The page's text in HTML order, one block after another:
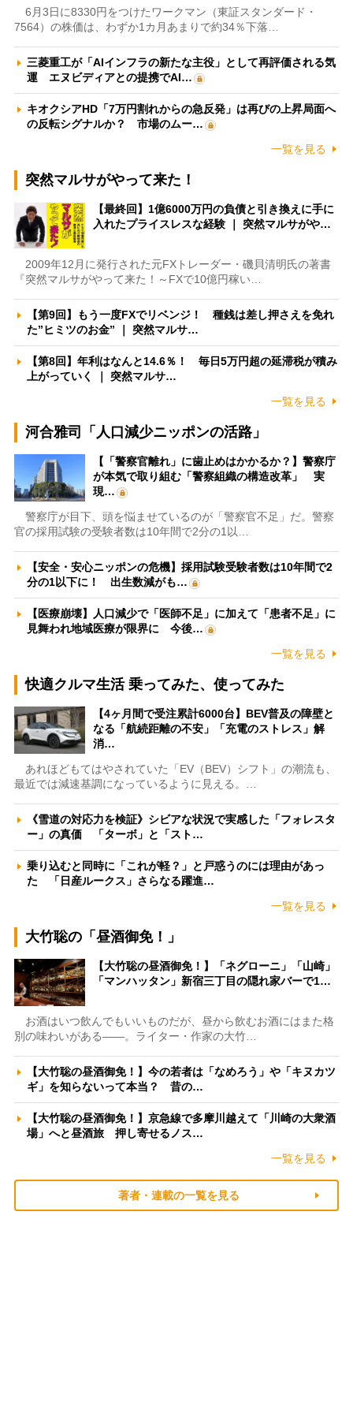
6月3日に8330円をつけたワークマン（東証スタンダード・
7564）の株価は、わずか1カ月あまりで約34％下落…
三菱重工が「AIインフラの新たな主役」として再評価される気
運 エヌビディアとの提携でAI…
キオクシアHD「7万円割れからの急反発」は再びの上昇局面へ
の反転シグナルか？ 市場のムー…
一覧を見る
突然マルサがやって来た！
【最終回】1億6000万円の負債と引き換えに手に
入れたプライスレスな経験 ｜ 突然マルサがや…
2009年12月に発行された元FXトレーダー・磯貝清明氏の著書
『突然マルサがやって来た！～FXで10億円稼い…
【第9回】もう一度FXでリベンジ！ 種銭は差し押さえを免れ
た”ヒミツのお金” ｜ 突然マルサ…
【第8回】年利はなんと14.6％！ 毎日5万円超の延滞税が積み
上がっていく ｜ 突然マルサ…
一覧を見る
河合雅司「人口減少ニッポンの活路」
【「警察官離れ」に歯止めはかかるか？】警察庁
が本気で取り組む「警察組織の構造改革」 実
現…
警察庁が目下、頭を悩ませているのが「警察官不足」だ。警察
官の採用試験の受験者数は10年間で2分の1以…
【安全・安心ニッポンの危機】採用試験受験者数は10年間で2
分の1以下に！ 出生数減がも…
【医療崩壊】人口減少で「医師不足」に加えて「患者不足」に
見舞われ地域医療が限界に 今後…
一覧を見る
快適クルマ生活 乗ってみた、使ってみた
【4ヶ月間で受注累計6000台】BEV普及の障壁と
なる「航続距離の不安」「充電のストレス」解
消…
あれほどもてはやされていた「EV（BEV）シフト」の潮流も、
最近では減速基調になっているように見える。…
《雪道の対応力を検証》シビアな状況で実感した「フォレスタ
ー」の真価 「ターボ」と「スト…
乗り込むと同時に「これが軽？」と戸惑うのには理由があっ
た 「日産ルークス」さらなる躍進…
一覧を見る
大竹聡の「昼酒御免！」
【大竹聡の昼酒御免！】「ネグローニ」「山崎」
「マンハッタン」新宿三丁目の隠れ家バーで1…
お酒はいつ飲んでもいいものだが、昼から飲むお酒にはまた格
別の味わいがある――。ライター・作家の大竹…
【大竹聡の昼酒御免！】今の若者は「なめろう」や「キヌカツ
ギ」を知らないって本当？ 昔の…
【大竹聡の昼酒御免！】京急線で多摩川越えて「川崎の大衆酒
場」へと昼酒旅 押し寄せるノス…
一覧を見る
著者・連載の一覧を見る